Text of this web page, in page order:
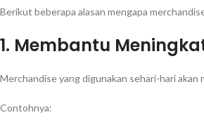
Berikut beberapa alasan mengapa
1. Membantu
Merchandise yang digunakan sehari-hari akan
Contohnya: